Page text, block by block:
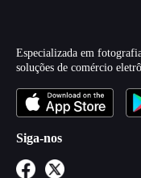
Especializada em
soluções de comércio
Siga-nos